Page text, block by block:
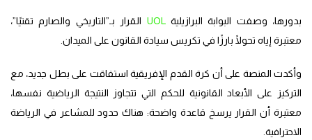
بدورها، وصفت البوابة البرازيلية UOL القرار بـ”التاريخي والصارم تقنيًا”،
معتبرة إياه تحولًا بارزًا في تكريس سيادة القانون على الميدان.
وأكدت المنصة على أن كرة القدم الإفريقية استفاقت على بطل جديد، مع
التركيز على الأبعاد القانونية للحكم التي تتجاوز النتيجة الرياضية نفسها،
معتبرة أن القرار يرسخ قاعدة واضحة: هناك حدود للمشاعر في الرياضة
الاحترافية.